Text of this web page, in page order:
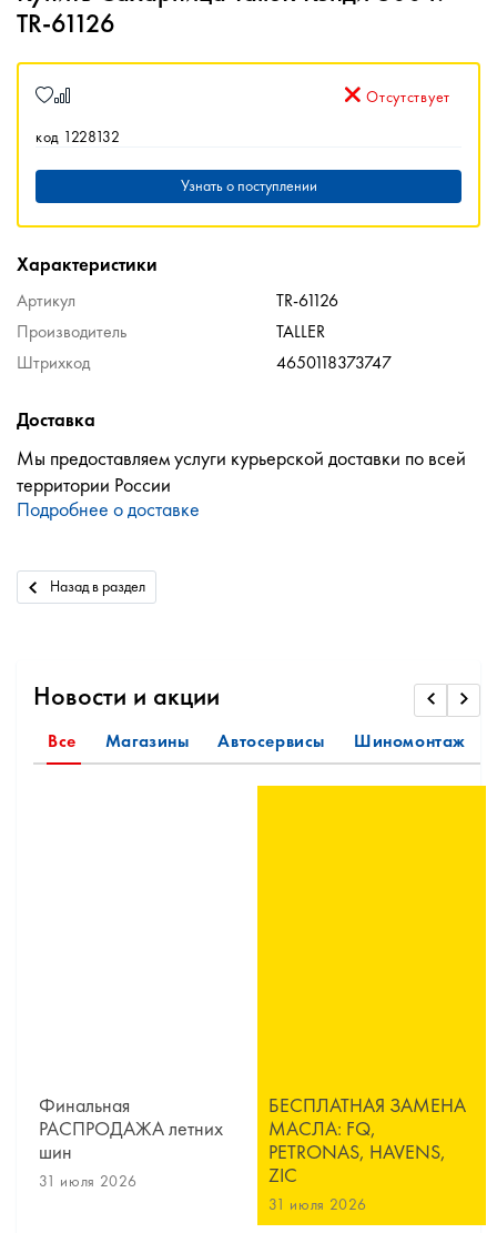
TR-61126
код 1228132
Отсутствует
Узнать о поступлении
Характеристики
Артикул
TR-61126
Производитель
TALLER
Штрихкод
4650118373747
Доставка
Мы предоставляем услуги курьерской доставки по всей
территории России
Подробнее о доставке
Назад в раздел
Новости и акции
Все Магазины Автосервисы Шиномонтаж
Финальная
РАСПРОДАЖА летних
шин
31 июля 2026
БЕСПЛАТНАЯ ЗАМЕНА
МАСЛА: FQ,
PETRONAS, HAVENS,
ZIC
31 июля 2026